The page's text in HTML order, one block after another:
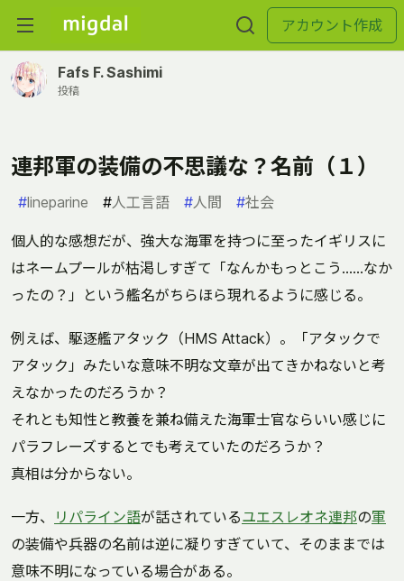
アカウント作成
Fafs F. Sashimi
投稿
連邦軍の装備の不思議な？名前（１）
#lineparine #人工言語 #人間 #社会
個人的な感想だが、強大な海軍を持つに至ったイギリスに
はネームプールが枯渇しすぎて「なんかもっとこう……なか
ったの？」という艦名がちらほら現れるように感じる。
例えば、駆逐艦アタック（HMS Attack）。「アタックで
アタック」みたいな意味不明な文章が出てきかねないと考
えなかったのだろうか？
それとも知性と教養を兼ね備えた海軍士官ならいい感じに
パラフレーズするとでも考えていたのだろうか？
真相は分からない。
一方、 リパライン語が話されているユエスレオネ連邦の軍
の装備や兵器の名前は逆に凝りすぎていて、そのままでは
意味不明になっている場合がある。